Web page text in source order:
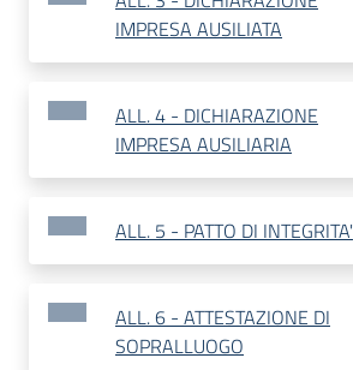
IMPRESA AUSILIATA
ALL. 4 - DICHIARAZIONE
IMPRESA AUSILIARIA
ALL. 5 - PATTO DI INTEGRITA'
ALL. 6 - ATTESTAZIONE DI
SOPRALLUOGO